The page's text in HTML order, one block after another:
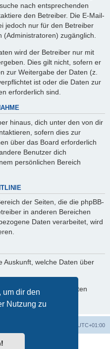
um dir den
Nutzung zu
nach entsprechenden
den Betreiber. Die E-Mail-
jedoch nur für den Betreiber
zugänglich.
wird der Betreiber nur mit
Dies gilt nicht, sofern er
zur Weitergabe der Daten (z.
ist oder die Daten zur
erforderlich sind.
hinaus, dich unter den von dir
sofern dies zur
über das Board erforderlich
Benutzer dich
persönlichen Bereich
der Seiten, die die phpBB-
in anderen Bereichen
Daten verarbeitet, wird
Auskunft, welche Daten über
Sperrung deiner Daten
Betreiber.
UTC+01:00
© phpBB Limited